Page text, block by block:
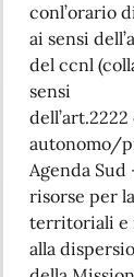
conl’orario
ai sensi
del ccnl
sensi
autonomo/
Agenda Sud
risorse per
territoriali e
alla